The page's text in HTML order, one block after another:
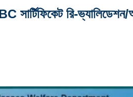
রি-ভ্যালিডেশন/